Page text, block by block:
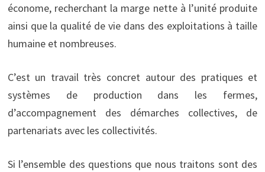
économe, recherchant la marge nette à l’unité produite
ainsi que la qualité de vie dans des exploitations à taille
humaine et nombreuses.
C’est un travail très concret autour des pratiques et
systèmes de production dans les fermes,
d’accompagnement des démarches collectives, de
partenariats avec les collectivités.
Si l’ensemble des questions que nous traitons sont des